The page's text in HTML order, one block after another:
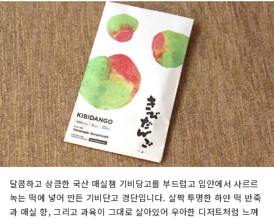
달콤하고 상큼한 국산 매실잼 기비당고를 부드럽고 입안에서 사르르
녹는 떡에 넣어 만든 기비단고 경단입니다. 살짝 투명한 하얀 떡 반죽
과 매실 향, 그리고 과육이 그대로 살아있어 우아한 디저트처럼 느껴